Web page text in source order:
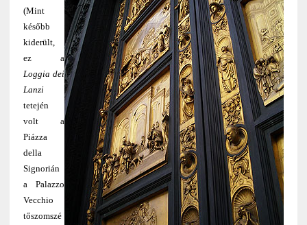
(Mint
később
kiderült,
ez a
Loggia dei
Lanzi
tetején
volt a
Piázza
della
Signorián
a Palazzo
Vecchio
tőszomszé